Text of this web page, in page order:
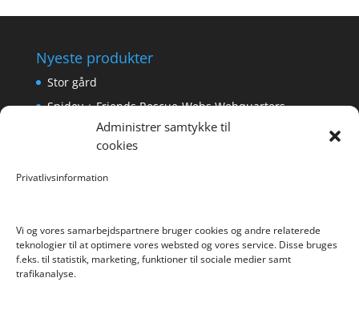
Administrer samtykke til
cookies
Privatlivsinformation
Vi og vores samarbejdspartnere bruger cookies og andre relaterede
teknologier til at optimere vores websted og vores service. Disse bruges
f.eks. til statistik, marketing, funktioner til sociale medier samt
trafikanalyse.
Nyeste produkter
Stor gård
Spidey + Friends Rescue-Webs Webquarters
Forlængerkabel til håndkontrol 2×2 m.
Pokemon Skoletaske med 4 Dele
Hyggeligt fehjem med gyldent enhjørning
Info